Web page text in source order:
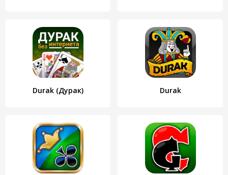
Durak (Дурак) Durak